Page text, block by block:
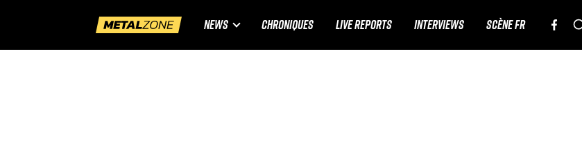
NEWS CHRONIQUES LIVE REPORTS INTERVIEWS SCÈNE FR